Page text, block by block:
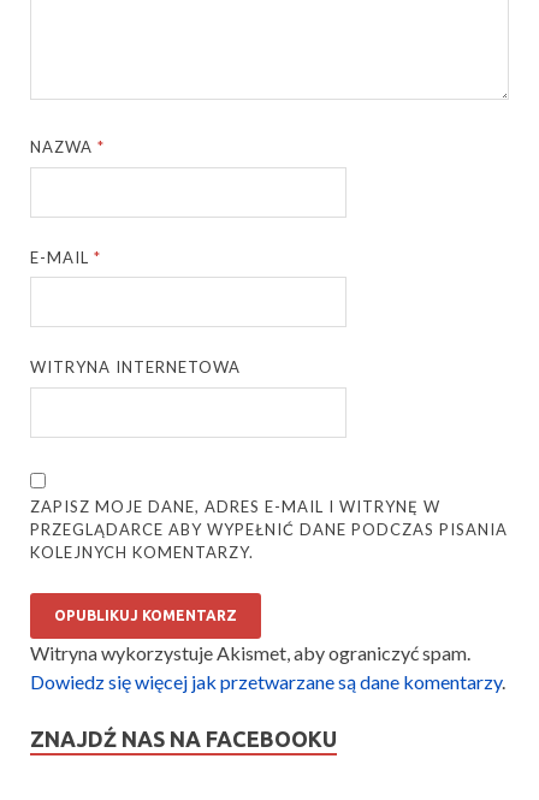
NAZWA*
E-MAIL*
WITRYNA INTERNETOWA
ZAPISZ MOJE DANE, ADRES E-MAIL I WITRYNĘ W
PRZEGLĄDARCE ABY WYPEŁNIĆ DANE PODCZAS PISANIA
KOLEJNYCH KOMENTARZY.
Witryna wykorzystuje Akismet, aby ograniczyć spam.
Dowiedz się więcej jak przetwarzane są dane komentarzy.
ZNAJDŹ NAS NA FACEBOOKU